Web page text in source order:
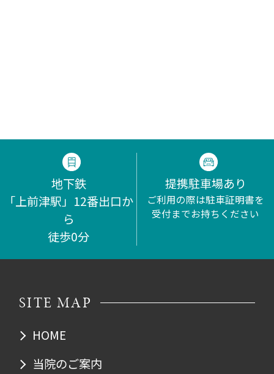
地下鉄
「上前津駅」12番出口か
ら
徒歩0分
提携駐車場あり
ご利用の際は駐車証明書を
受付までお持ちください
SITE MAP
HOME
当院のご案内